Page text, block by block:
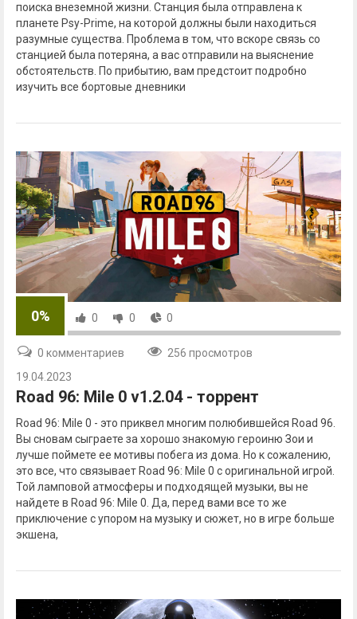
поиска внеземной жизни. Станция была отправлена к
планете Psy-Prime, на которой должны были находиться
разумные существа. Проблема в том, что вскоре связь со
станцией была потеряна, а вас отправили на выяснение
обстоятельств. По прибытию, вам предстоит подробно
изучить все бортовые дневники
0% 0 0 0
0 комментариев
256 просмотров
19.04.2023
Road 96: Mile 0 v1.2.04 - торрент
Road 96: Mile 0 - это приквел многим полюбившейся Road 96.
Вы сновам сыграете за хорошо знакомую героиню Зои и
лучше поймете ее мотивы побега из дома. Но к сожалению,
это все, что связывает Road 96: Mile 0 с оригинальной игрой.
Той ламповой атмосферы и подходящей музыки, вы не
найдете в Road 96: Mile 0. Да, перед вами все то же
приключение с упором на музыку и сюжет, но в игре больше
экшена,